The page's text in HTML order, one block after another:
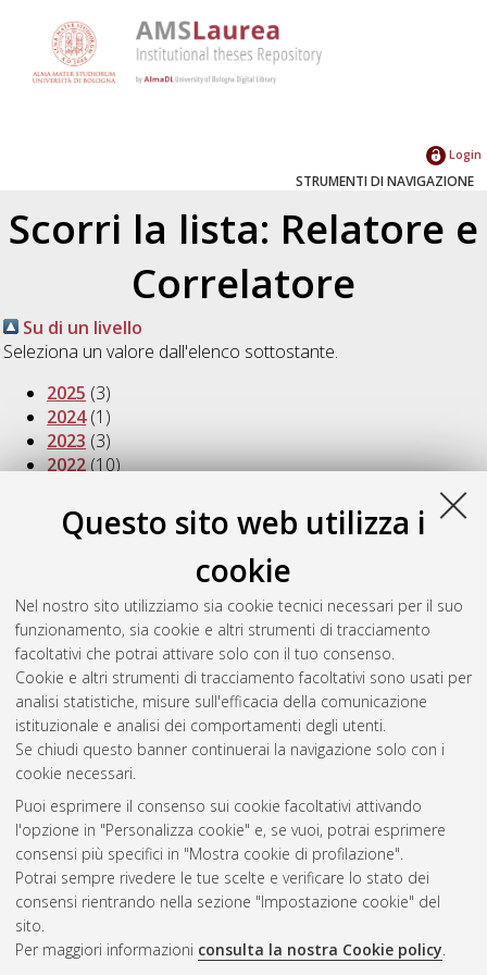
Questo sito web utilizza i
cookie
Nel nostro sito utilizziamo sia cookie tecnici necessari per il suo
funzionamento, sia cookie e altri strumenti di tracciamento
facoltativi che potrai attivare solo con il tuo consenso.
Cookie e altri strumenti di tracciamento facoltativi sono usati per
analisi statistiche, misure sull'efficacia della comunicazione
istituzionale e analisi dei comportamenti degli utenti.
Se chiudi questo banner continuerai la navigazione solo con i
cookie necessari.
Puoi esprimere il consenso sui cookie facoltativi attivando
l'opzione in "Personalizza cookie" e, se vuoi, potrai esprimere
consensi più specifici in "Mostra cookie di profilazione".
Potrai sempre rivedere le tue scelte e verificare lo stato dei
consensi rientrando nella sezione "Impostazione cookie" del
sito.
Per maggiori informazioni consulta la nostra Cookie policy.
Login
STRUMENTI DI NAVIGAZIONE
Scorri la lista: Relatore e
Correlatore
Su di un livello
Seleziona un valore dall'elenco sottostante.
2025 (3)
2024(1)
2023 (3)
2022(10)
2020(4)
2019(2)
2016(2)
2015(1)
2014 (3)
2013(1)
2012(3)
2011(1)
Atom
Rss 1.0
Rss 2.0
AMS Laurea